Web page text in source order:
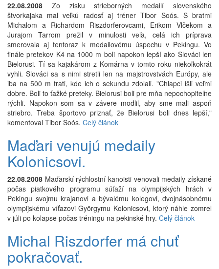
22.08.2008 Zo zisku strieborných medailí slovenského
štvorkajaka mal veľkú radosť aj tréner Tibor Soós. S bratmi
Michalom a Richardom Riszdorferovcami, Erikom Vlčekom a
Jurajom Tarrom prežil v minulosti veľa, celá ich príprava
smerovala aj tentoraz k medailovému úspechu v Pekingu. Vo
finále pretekov K4 na 1000 m boli napokon lepší ako Slováci len
Bielorusi. Tí sa kajakárom z Komárna v tomto roku niekoľkokrát
vyhli. Slováci sa s nimi stretli len na majstrovstvách Európy, ale
iba na 500 m trati, kde ich o sekundu zdolali. "Chlapci išli veľmi
dobre. Boli to ťažké preteky. Bielorusi boli pre mňa nepochopiteľne
rýchli. Napokon som sa v závere modlil, aby sme mali aspoň
striebro. Treba športovo priznať, že Bielorusi boli dnes lepší,"
komentoval Tibor Soós. Celý článok
Maďari venujú medaily
Kolonicsovi.
22.08.2008 Maďarskí rýchlostní kanoisti venovali medaily získané
počas piatkového programu súťaží na olympijských hrách v
Pekingu svojmu krajanovi a bývalému kolegovi, dvojnásobnému
olympijskému víťazovi Györgymu Kolonicsovi, ktorý náhle zomrel
v júli po kolapse počas tréningu na pekinské hry. Celý článok
Michal Riszdorfer má chuť
pokračovať.